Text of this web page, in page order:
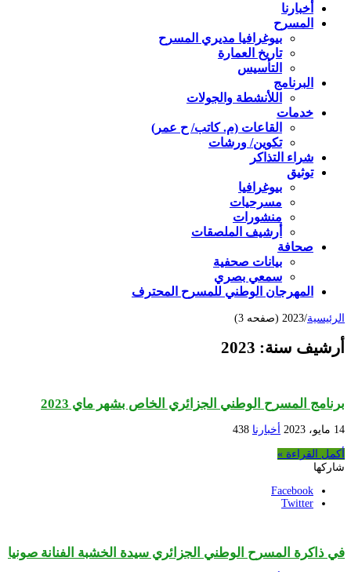
أخبارنا
المسرح
بيوغرافيا مديري المسرح
تاريخ العمارة
التأسيس
البرنامج
اللأنشطة والجولات
خدمات
القاعات (م. كاتب/ ح عمر)
تكوين/ ورشات
شراء التذاكر
توثيق
بيوغرافيا
مسرحيات
منشورات
أرشيف الملصقات
صحافة
بيانات صحفية
سمعي بصري
المهرجان الوطني للمسرح المحترف
الرئيسية/2023 (صفحه 3)
أرشيف سنة: 2023
برنامج المسرح الوطني الجزائري الخاص بشهر ماي 2023
14 مايو، 2023 أخبارنا 438
أكمل القراءة »
شاركها
Facebook
Twitter
في ذاكرة المسرح الوطني الجزائري سيدة الخشبة الفنانة صونيا